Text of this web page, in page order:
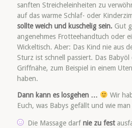
sanften Streicheleinheiten zu
auf das warme Schlaf- oder
sollte weich und kuschelig sein.Gut
angenehmes Frotteehandtuch oder
Wickeltisch. Aber: Das Kind nie aus
Sturz ist schnell passiert. Das Babyöl
Griffnähe, zum Beispiel in einem
haben.
Dann kann es losgehen …
Wir
Euch, was Babys gefällt und wie
Die Massage darfnie zu fest